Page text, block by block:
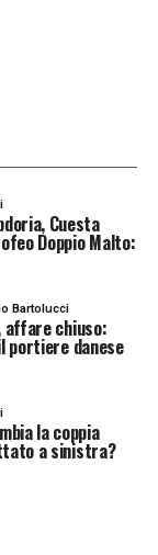
Cuesta
Doppio Malto:
Bartolucci
affare chiuso:
portiere danese
la coppia
a sinistra?